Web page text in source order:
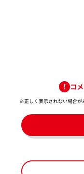
コ
※正しく表示されない場合が